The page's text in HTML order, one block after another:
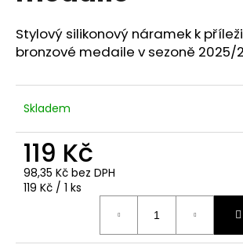
hvězdiček.
Stylový silikonový náramek k
bronzové medaile v sezoně 2025/
Skladem
119 Kč
98,35 Kč bez DPH
Měrná
119 Kč / 1 ks
HLEDAT
D
o
p
o